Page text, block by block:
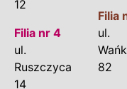
12
Filia nr 4
ul.
Ruszczyca
14
Filia
ul.
82